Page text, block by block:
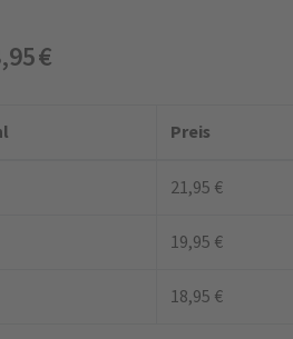
€
Preis
21,95 €
19,95 €
18,95 €